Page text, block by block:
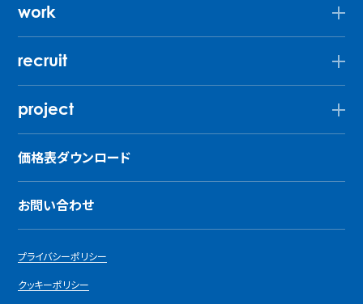
work
recruit
project
価格表ダウンロード
お問い合わせ
プライバシーポリシー
クッキーポリシー